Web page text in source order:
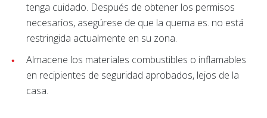
tenga cuidado. Después de obtener los permisos
necesarios, asegúrese de que la quema es. no está
restringida actualmente en su zona.
Almacene los materiales combustibles o inflamables
en recipientes de seguridad aprobados, lejos de la
casa.